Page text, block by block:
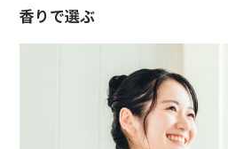
香りで選ぶ